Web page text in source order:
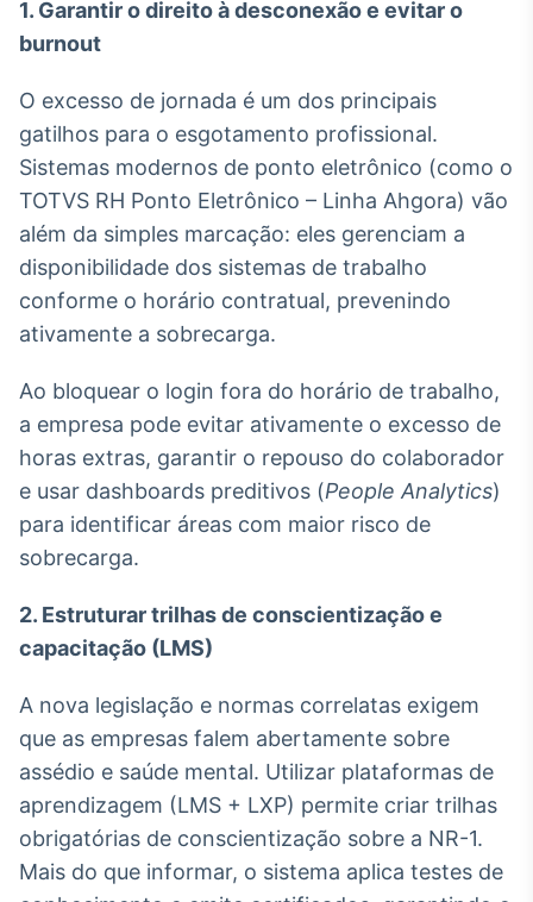
Monitoramento
inteligente de
notícias e
conteúdos
Fundos
A melhor
plataforma para
de investimento
IA
Em breve
Em breve
Investimentos
Em breve
1. Garantir o direito à desconexão e evitar o
burnout
O excesso de jornada é um dos principais
gatilhos para o esgotamento profissional.
Sistemas modernos de ponto eletrônico (como o
TOTVS RH Ponto Eletrônico – Linha Ahgora) vão
além da simples marcação: eles gerenciam a
disponibilidade dos sistemas de trabalho
conforme o horário contratual, prevenindo
ativamente a sobrecarga.
Ao bloquear o login fora do horário de trabalho,
a empresa pode evitar ativamente o excesso de
horas extras, garantir o repouso do colaborador
e usar dashboards preditivos (People Analytics)
para identificar áreas com maior risco de
sobrecarga.
2. Estruturar trilhas de conscientização e
capacitação (LMS)
A nova legislação e normas correlatas exigem
que as empresas falem abertamente sobre
assédio e saúde mental. Utilizar plataformas de
aprendizagem (LMS + LXP) permite criar trilhas
obrigatórias de conscientização sobre a NR-1.
Mais do que informar, o sistema aplica testes de